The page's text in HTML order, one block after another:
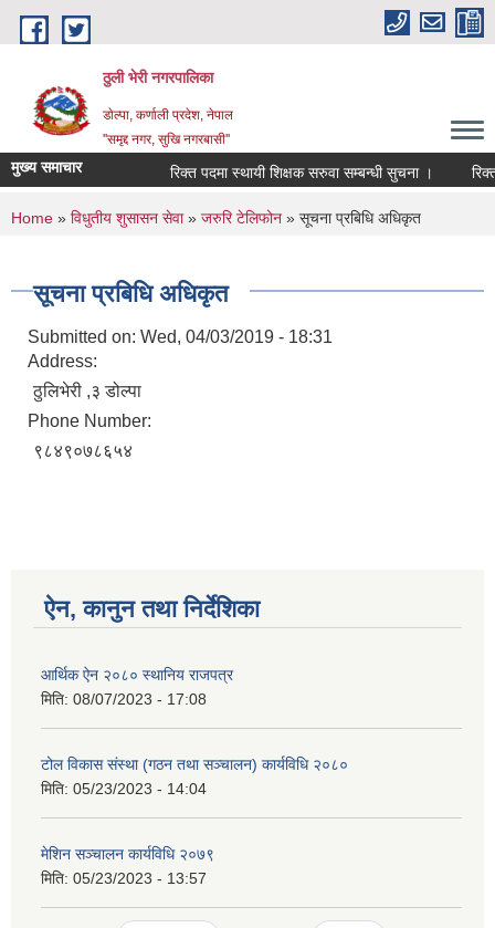
Skip to main content
ठुली भेरी नगरपालिका
डाेल्पा, कर्णाली प्रदेश, नेपाल
''समृद्द नगर, सुखि नगरबासी''
मुख्य समाचार रिक्त पदमा स्थायी शिक्षक सरुवा सम्बन्धी सुचना । रिक्त
You are here
Home » विधुतीय शुसासन सेवा» जरुरि टेलिफोन » सूचना प्रबिधि अधिकृत
सूचना प्रबिधि अधिकृत
Submitted on: Wed, 04/03/2019 - 18:31
Address:
ठुलिभेरी ,३ डोल्पा
Phone Number:
९८४९०७८६५४
ऐन, कानुन तथा निर्देशिका
आर्थिक ऐन २०८० स्थानिय राजपत्र
मिति: 08/07/2023 - 17:08
टोल विकास संस्था (गठन तथा सञ्चालन) कार्यविधि २०८०
मिति: 05/23/2023 - 14:04
मेशिन सञ्चालन कार्यविधि २०७९
मिति: 05/23/2023 - 13:57